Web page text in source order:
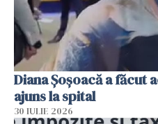
Diana Șoșoacă a făcut
ajuns la spital
30 IULIE 2026